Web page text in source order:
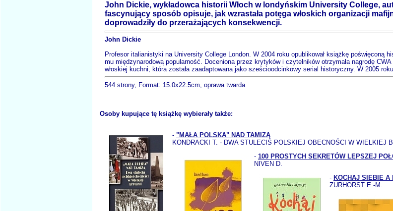
John Dickie, wykładowca historii Włoch w londyńskim University College,
fascynujący sposób opisuje, jak wzrastała potęga włoskich organizacji
doprowadziły do przerażających konsekwencji.
John Dickie
Profesor italianistyki na University College London. W 2004 roku opublikował książkę poświęconą
mu międzynarodową popularność. Doceniona przez krytyków i czytelników otrzymała nagrodę
włoskiej kuchni, która została zaadaptowana jako sześcioodcinkowy serial historyczny. W 2005
544 strony, Format: 15.0x22.5cm, oprawa twarda
Osoby kupujące tę książkę wybierały także:
- "MAŁA POLSKA" NAD TAMIZĄ
KONDRACKI T. - DWA STULECIS POLSKIEJ OBECNOŚCI W WIELKIEJ
- 100 PROSTYCH SEKRETÓW LEPSZEJ
NIVEN D.
- KOCHAJ SIEBIE A
ZURHORST E.-M.